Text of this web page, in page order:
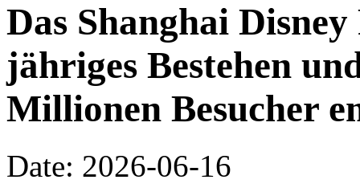
Das Shanghai
jähriges Bestehen
Millionen Besucher
Date: 2026-06-16